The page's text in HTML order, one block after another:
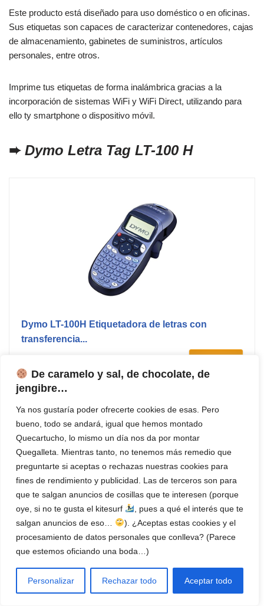
De caramelo y sal, de chocolate, de
jengibre…
Ya nos gustaría poder ofrecerte cookies de esas. Pero
bueno, todo se andará, igual que hemos montado
Quecartucho, lo mismo un día nos da por montar
Quegalleta. Mientras tanto, no tenemos más remedio que
preguntarte si aceptas o rechazas nuestras cookies para
fines de rendimiento y publicidad. Las de terceros son para
que te salgan anuncios de cosillas que te interesen (porque
oye, si no te gusta el kitesurf
, pues a qué el interés que te
salgan anuncios de eso…
). ¿Aceptas estas cookies y el
procesamiento de datos personales que conlleva? (Parece
que estemos oficiando una boda…)
Personalizar Rechazar todo Aceptar todo
Este producto está diseñado para uso doméstico o en oficinas.
Sus etiquetas son capaces de caracterizar contenedores, cajas
de almacenamiento, gabinetes de suministros, artículos
personales, entre otros.
Imprime tus etiquetas de forma inalámbrica gracias a la
incorporación de sistemas WiFi y WiFi Direct, utilizando para
ello ty smartphone o dispositivo móvil.
➨ Dymo Letra Tag LT-100 H
Dymo LT-100H Etiquetadora de letras con
transferencia...
Se trata de uno de los modelos de impresora de etiquetas a
color más vendidas en tiendas virtuales. Es un equipo de mano
con 2 líneas de impresión, 7 estilos de impresión, 5 tamaños de
fuente, 8 estilos de caja, 3 idiomas disponibles y memoria de 9
etiquetas.
También incluye una poderosa y eficiente pantalla LCD
contentiva de 13 caracteres, desde donde es mucho más fácil
la visualización de los efectos de pantalla, fuentes y otra
información de interés vital.
La impresión térmica no requiere ni de tóner ni de tinta, pero
asegura impresiones de calidad en las etiquetas letra tag LT.